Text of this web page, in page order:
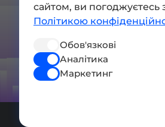
Умови
СОЦ. МЕРЕЖІ
сайтом, ви
Політикою
Обов'язкові
Аналітика
Маркетинг